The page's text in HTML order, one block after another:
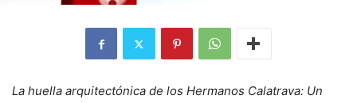
La huella arquitectónica de los Hermanos Calatrava: Un